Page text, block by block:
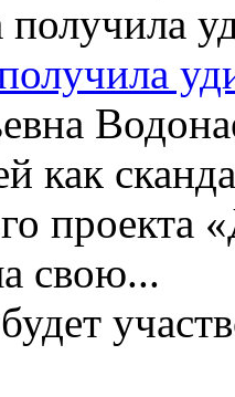
как
проекта
свою...